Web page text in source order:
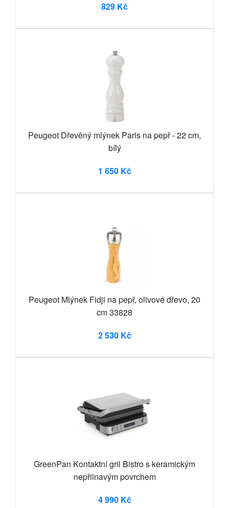
829 Kč
Peugeot Dřevěný mlýnek Paris na pepř - 22 cm,
bílý
1 650 Kč
Peugeot Mlýnek Fidji na pepř, olivové dřevo, 20
cm 33828
2 530 Kč
GreenPan Kontaktní gril Bistro s keramickým
nepřilnavým povrchem
4 990 Kč